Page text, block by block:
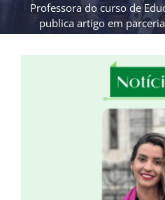
Professora do curso de
publica artigo em